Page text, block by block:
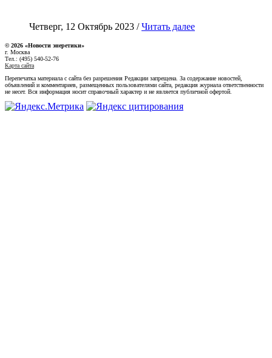
Четверг, 12 Октябрь 2023 /Читать далее
© 2026 «Новости энеретики»
г. Москва
Тел.: (495) 540-52-76
Карта сайта
Перепечатка материала с сайта без разрешения Редакции запрещена. За содержание новостей,
объявлений и комментариев, размещенных пользователями сайта, редакция журнала ответственности
не несет. Вся информация носит справочный характер и не является публичной офертой.